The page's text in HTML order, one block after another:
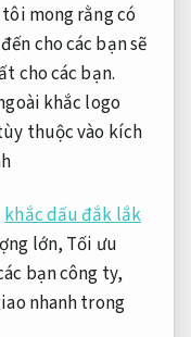
mong rằng có
cho các bạn sẽ
cho các bạn.
khắc logo
thuộc vào kích
khắc dấu đắk lắk
lớn, Tối ưu
bạn công ty,
nhanh trong